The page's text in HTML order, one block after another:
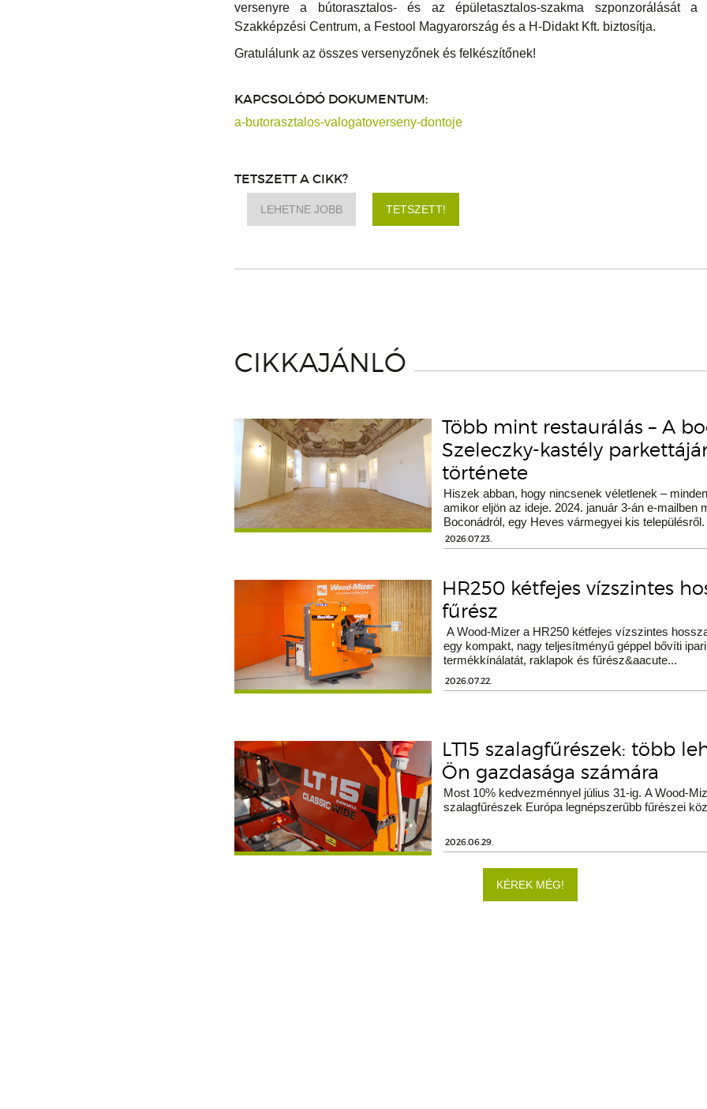
versenyre a bútorasztalos- és az épületasztalos-szakma szponzorálását a
Szakképzési Centrum, a Festool Magyarország és a H-Didakt Kft. biztosítja.
Gratulálunk az összes versenyzőnek és felkészítőnek!
KAPCSOLÓDÓ DOKUMENTUM:
a-butorasztalos-valogatoverseny-dontoje
TETSZETT A CIKK?
LEHETNE JOBB TETSZETT!
CIKKAJÁNLÓ
Több mint restaurálás – A
Szeleczky-kastély
története
Hiszek abban, hogy nincsenek véletlenek –
amikor eljön az ideje. 2024. január 3-án e-mailben
Boconádról, egy Heves vármegyei kis településről.
2026.07.23.
HR250 kétfejes vízszintes
fűrész
A Wood-Mizer a HR250 kétfejes vízszintes
egy kompakt, nagy teljesítményű géppel bővíti ipari
termékkínálatát, raklapok és fűrész&aacute...
2026.07.22.
LT15 szalagfűrészek: több
Ön gazdasága számára
Most 10% kedvezménnyel július 31-ig. A Wood-
szalagfűrészek Európa legnépszerűbb fűrészei
2026.06.29.
KÉREK MÉG!